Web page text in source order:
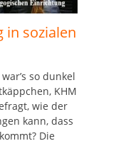
in sozialen
so dunkel
KHM
wie der
kann, dass
Die